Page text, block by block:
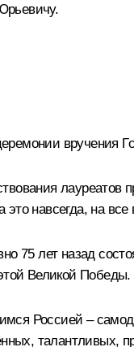
вручения
навсегда, на
75 лет назад
Великой Победы.
Россией –
талантливых,